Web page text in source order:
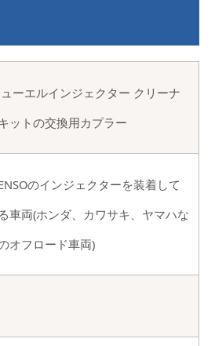
ーエルインジェクター クリーナ
ットの交換用カプラー
のインジェクターを装着して
車両(ホンダ、カワサキ、ヤマハな
オフロード車両)